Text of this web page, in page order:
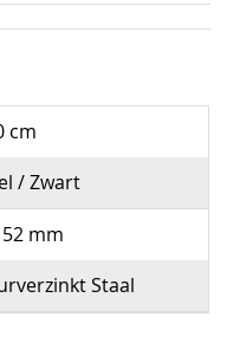
cm
/ Zwart
mm
Staal